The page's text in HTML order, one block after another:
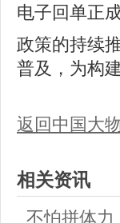
电子回单正
政策的持续
普及，为构
返回中国大
相关资讯
不怕拼体力